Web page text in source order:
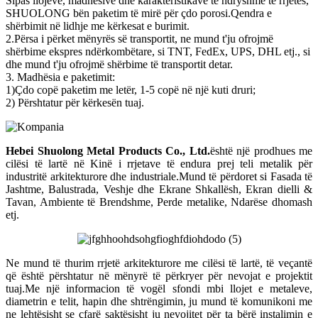
SHUOLONG bën paketim të mirë për çdo porosi.Qendra e
shërbimit në lidhje me kërkesat e burimit.
2.Përsa i përket mënyrës së transportit, ne mund t'ju ofrojmë
shërbime ekspres ndërkombëtare, si TNT, FedEx, UPS, DHL etj., si
dhe mund t'ju ofrojmë shërbime të transportit detar.
3. Madhësia e paketimit:
1)Çdo copë paketim me letër, 1-5 copë në një kuti druri;
2) Përshtatur për kërkesën tuaj.
Hebei Shuolong Metal Products Co., Ltd.është një prodhues me
cilësi të lartë në Kinë i rrjetave të endura prej teli metalik për
industritë arkitekturore dhe industriale.Mund të përdoret si Fasada të
Jashtme, Balustrada, Veshje dhe Ekrane Shkallësh, Ekran dielli &
Tavan, Ambiente të Brendshme, Perde metalike, Ndarëse dhomash
etj.
Ne mund të thurim rrjetë arkitekturore me cilësi të lartë, të veçantë
që është përshtatur në mënyrë të përkryer për nevojat e projektit
tuaj.Me një informacion të vogël sfondi mbi llojet e metaleve,
diametrin e telit, hapin dhe shtrëngimin, ju mund të komunikoni me
ne lehtësisht se çfarë saktësisht ju nevojitet për ta bërë instalimin e